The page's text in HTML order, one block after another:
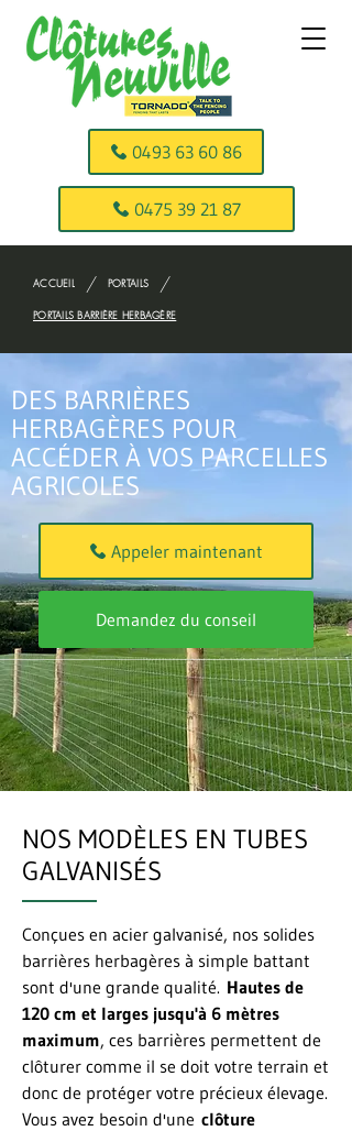
0493 63 60 86
0475 39 21 87
ACCUEIL / PORTAILS /
PORTAILS BARRIÈRE HERBAGÈRE
DES BARRIÈRES
HERBAGÈRES POUR
ACCÉDER À VOS PARCELLES
AGRICOLES
Appeler maintenant
Demandez du conseil
NOS MODÈLES EN TUBES
GALVANISÉS
Conçues en acier galvanisé, nos solides
barrières herbagères à simple battant
sont d'une grande qualité. Hautes de
120 cm et larges jusqu'à 6 mètres
maximum, ces barrières permettent de
clôturer comme il se doit votre terrain et
donc de protéger votre précieux élevage.
Vous avez besoin d'une clôture